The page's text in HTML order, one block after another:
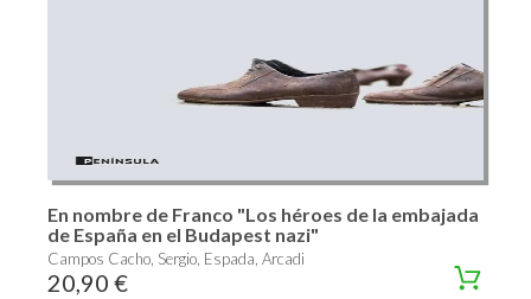
En nombre de Franco "Los héroes de la embajada
de España en el Budapest nazi"
Campos Cacho, Sergio, Espada, Arcadi
20,90 €